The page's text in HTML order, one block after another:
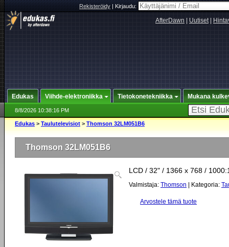
Rekisteröidy|Kirjaudu:
AfterDawn Uutiset|
Edukas Viihde-elektroniikka Tietokonetekniikka Mukana
8/8/2026 10:38:16 PM
Edukas > Taulutelevisiot > Thomson 32LM051B6
Thomson 32LM051B6
LCD / 32" / 1366 x 768 /
Valmistaja: Thomson | Kategoria:
Arvostele tämä tuote